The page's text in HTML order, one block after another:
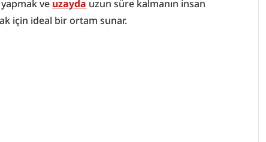
ve uzayda uzun süre kalmanın insan
için ideal bir ortam sunar.